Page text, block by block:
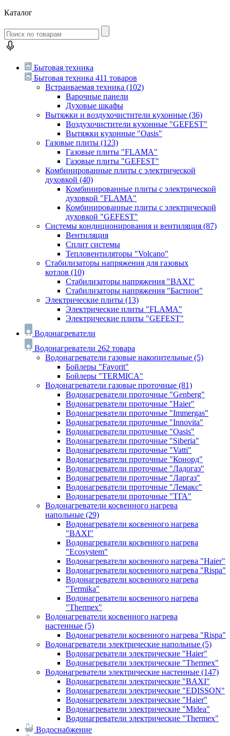
Каталог
Бытовая техника
Бытовая техника 411 товаров
Встраиваемая техника (102)
Варочные панели
Духовые шкафы
Вытяжки и воздухочистители кухонные (36)
Воздухочистители кухонные "GEFEST"
Вытяжки кухонные "Oasis"
Газовые плиты (123)
Газовые плиты "FLAMA"
Газовые плиты "GEFEST"
Комбинированные плиты с электрической
духовкой (40)
Комбинированные плиты с электрической
духовкой "FLAMA"
Комбинированные плиты с электрической
духовкой "GEFEST"
Системы кондиционирования и вентиляция (87)
Вентиляция
Сплит системы
Тепловентиляторы "Volcano"
Стабилизаторы напряжения для газовых
котлов (10)
Стабилизаторы напряжения "BAXI"
Стабилизаторы напряжения "Бастион"
Электрические плиты (13)
Электрические плиты "FLAMA"
Электрические плиты "GEFEST"
Водонагреватели
Водонагреватели 262 товара
Водонагреватели газовые накопительные (5)
Бойлеры "Favorit"
Бойлеры "TERMICA"
Водонагреватели газовые проточные (81)
Водонагреватели проточные "Genberg"
Водонагреватели проточные "Haier"
Водонагреватели проточные "Immergas"
Водонагреватели проточные "Innovita"
Водонагреватели проточные "Oasis"
Водонагреватели проточные "Siberia"
Водонагреватели проточные "Vatti"
Водонагреватели проточные "Конорд"
Водонагреватели проточные "Ладогаз"
Водонагреватели проточные "Ларгаз"
Водонагреватели проточные "Лемакс"
Водонагреватели проточные "ТГА"
Водонагреватели косвенного нагрева
напольные (29)
Водонагреватели косвенного нагрева
"BAXI"
Водонагреватели косвенного нагрева
"Ecosystem"
Водонагреватели косвенного нагрева "Haier"
Водонагреватели косвенного нагрева "Rispa"
Водонагреватели косвенного нагрева
"Termika"
Водонагреватели косвенного нагрева
"Thermex"
Водонагреватели косвенного нагрева
настенные (5)
Водонагреватели косвенного нагрева "Rispa"
Водонагреватели электрические напольные (5)
Водонагреватели электрические "Haier"
Водонагреватели электрические "Thermex"
Водонагреватели электрические настенные (147)
Водонагреватели электрические "BAXI"
Водонагреватели электрические "EDISSON"
Водонагреватели электрические "Haier"
Водонагреватели электрические "Midea"
Водонагреватели электрические "Thermex"
Водоснабжение